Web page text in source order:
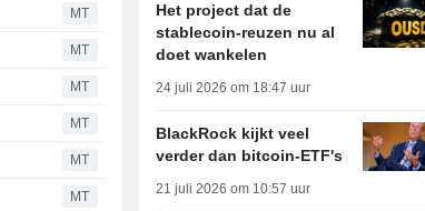
MT
MT
MT
MT
MT
MT
Het project dat de
stablecoin-reuzen nu al
doet wankelen
24 juli 2026 om 18:47 uur
BlackRock kijkt veel
verder dan bitcoin-ETF's
21 juli 2026 om 10:57 uur